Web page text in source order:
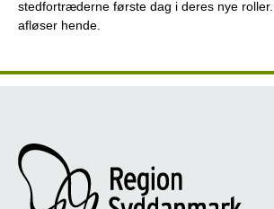
stedfortræderne første dag i deres nye
afløser hende.